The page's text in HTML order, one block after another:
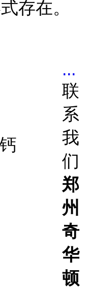
存在。
...
联
系
我
们
郑
州
奇
华
顿